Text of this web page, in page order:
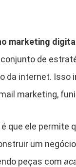
marketing digital
de
da internet. Isso
marketing,
que ele permite
um
peças com